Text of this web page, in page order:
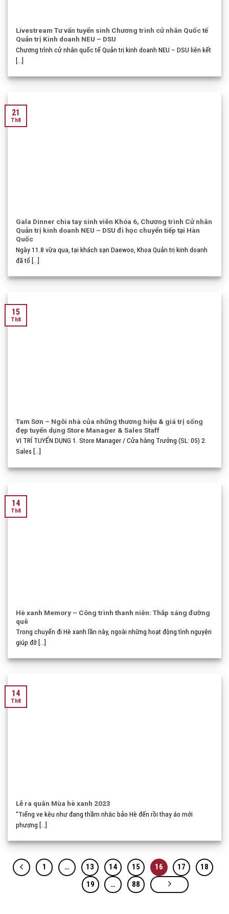
Livestream Tư vấn tuyển sinh Chương trình cử nhân Quốc tế
Quản trị Kinh doanh NEU – DSU
Chương trình cử nhân quốc tế Quản trị kinh doanh NEU – DSU liên kết
[...]
Gala Dinner chia tay sinh viên Khóa 6, Chương trình Cử nhân
Quản trị kinh doanh NEU – DSU đi học chuyển tiếp tại Hàn
Quốc
Ngày 11.8 vừa qua, tại khách sạn Daewoo, Khoa Quản trị kinh doanh
đã tổ [...]
21
Th8
Tam Sơn – Ngôi nhà của những thương hiệu & giá trị sống
đẹp tuyển dụng Store Manager & Sales Staff
VỊ TRÍ TUYỂN DỤNG 1. Store Manager / Cửa hàng Trưởng (SL: 05) 2.
Sales [...]
15
Th8
Hè xanh Memory – Công trình thanh niên: Thắp sáng đường
quê
Trong chuyến đi Hè xanh lần này, ngoài những hoạt động tình nguyện
giúp đỡ [...]
14
Th8
Lễ ra quân Mùa hè xanh 2023
“Tiếng ve kêu như đang thầm nhắc bảo Hè đến rồi thay áo mới
phượng [...]
14
Th8
1 … 13 14 15 16 17
18
19
… 88